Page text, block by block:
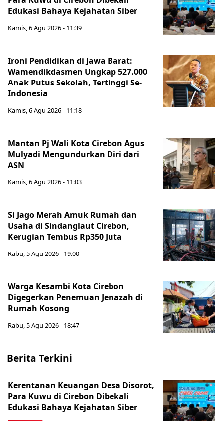
Edukasi Bahaya Kejahatan Siber
Kamis, 6 Agu 2026 - 11:39
Ironi Pendidikan di Jawa Barat:
Wamendikdasmen Ungkap 527.000
Anak Putus Sekolah, Tertinggi Se-
Indonesia
Kamis, 6 Agu 2026 - 11:18
Mantan Pj Wali Kota Cirebon Agus
Mulyadi Mengundurkan Diri dari
ASN
Kamis, 6 Agu 2026 - 11:03
Si Jago Merah Amuk Rumah dan
Usaha di Sindanglaut Cirebon,
Kerugian Tembus Rp350 Juta
Rabu, 5 Agu 2026 - 19:00
Warga Kesambi Kota Cirebon
Digegerkan Penemuan Jenazah di
Rumah Kosong
Rabu, 5 Agu 2026 - 18:47
Berita Terkini
Kerentanan Keuangan Desa Disorot,
Para Kuwu di Cirebon Dibekali
Edukasi Bahaya Kejahatan Siber